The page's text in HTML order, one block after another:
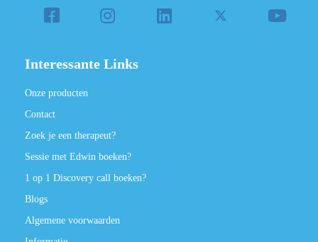
Interessante Links
Onze producten
Contact
Zoek je een therapeut?
Sessie met Edwin boeken?
1 op 1 Discovery call boeken?
Blogs
Algemene voorwaarden